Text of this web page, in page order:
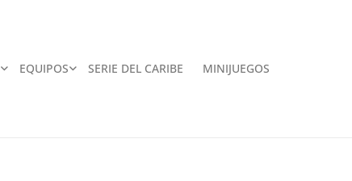
EQUIPOS SERIE DEL CARIBE MINIJUEGOS